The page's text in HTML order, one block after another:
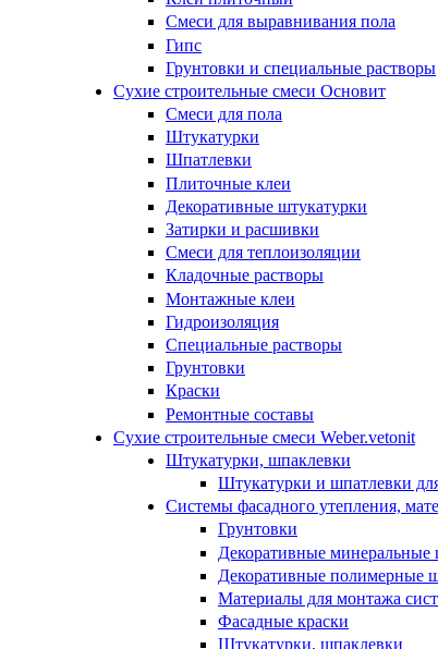
Смеси для выравнивания пола
Гипс
Грунтовки и специальные растворы
Сухие строительные смеси Основит
Смеси для пола
Штукатурки
Шпатлевки
Плиточные клеи
Декоративные штукатурки
Затирки и расшивки
Смеси для теплоизоляции
Кладочные растворы
Монтажные клеи
Гидроизоляция
Специальные растворы
Грунтовки
Краски
Ремонтные составы
Сухие строительные смеси Weber.vetonit
Штукатурки, шпаклевки
Штукатурки и шпатлевки
Системы фасадного утепления,
Грунтовки
Декоративные минеральные
Декоративные полимерные
Материалы для монтажа
Фасадные краски
Штукатурки, шпаклевки